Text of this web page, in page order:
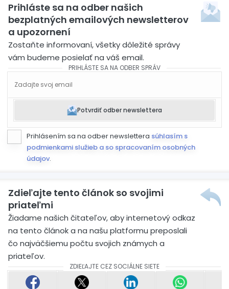
Prihláste sa na odber našich
bezplatných emailových newsletterov
a upozornení
Zostaňte informovaní, všetky dôležité správy
vám budeme posielať na váš email.
PRIHLÁSTE SA NA ODBER SPRÁV
Potvrdiť odber newslettera
Prihlásením sa na odber newslettera súhlasím s
podmienkami služieb a so spracovaním osobných
údajov.
Zdieľajte tento článok so svojimi
priateľmi
Žiadame našich čitateľov, aby internetový odkaz
na tento článok a na našu platformu preposlali
čo najväčšiemu počtu svojich známych a
priateľov.
ZDIEĽAJTE CEZ SOCIÁLNE SIETE